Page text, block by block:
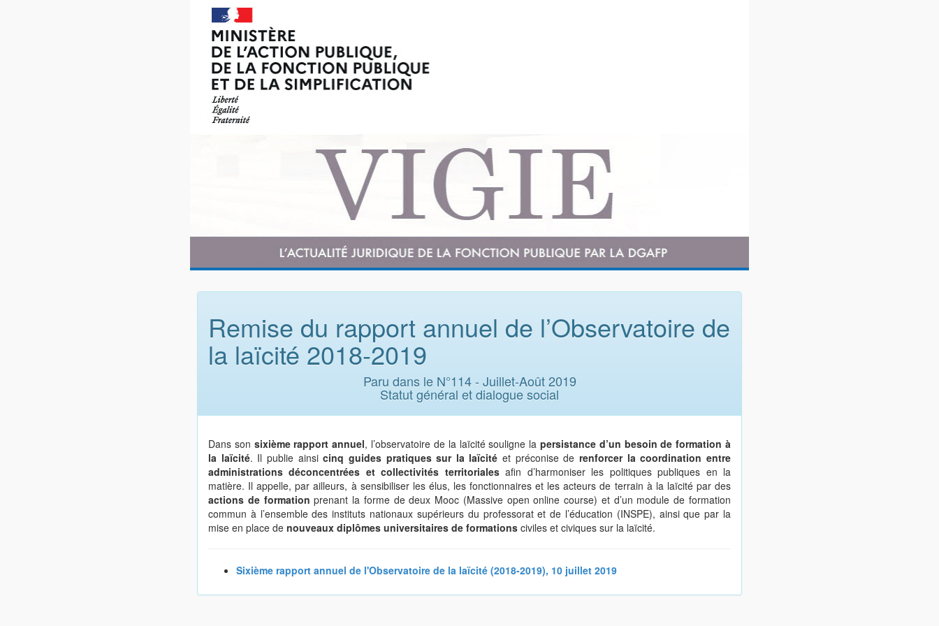
Remise du rapport annuel de l’Observatoire de
la laïcité 2018-2019
Paru dans le N°114 - Juillet-Août 2019
Statut général et dialogue social
Dans son sixième rapport annuel, l’observatoire de la laïcité souligne la persistance d’un besoin de formation à
la laïcité. Il publie ainsicinq guides pratiques sur la laïcité et préconise derenforcer la coordination entre
administrations déconcentrées et collectivités territorialesafin d’harmoniser les politiques publiques en la
matière. Il appelle, par ailleurs, à sensibiliser les élus, les fonctionnaires et les acteurs de terrain à la laïcité par des
actions de formationprenant la forme de deux Mooc (Massive open online course) et d’un module de formation
commun à l’ensemble des instituts nationaux supérieurs du professorat et de l’éducation (INSPE), ainsi que par la
mise en place de nouveaux diplômes universitaires de formations civiles et civiques sur la laïcité.
Sixième rapport annuel de l'Observatoire de la laïcité (2018-2019), 10 juillet 2019